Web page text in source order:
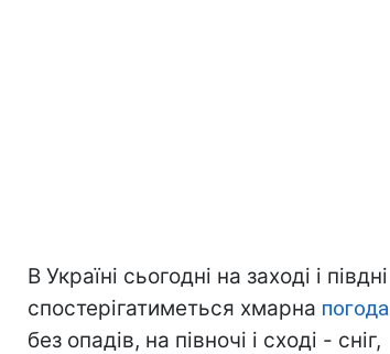
В Україні сьогодні на заході і півдні
спостерігатиметься хмарна погода
без опадів, на півночі і сході - сніг,